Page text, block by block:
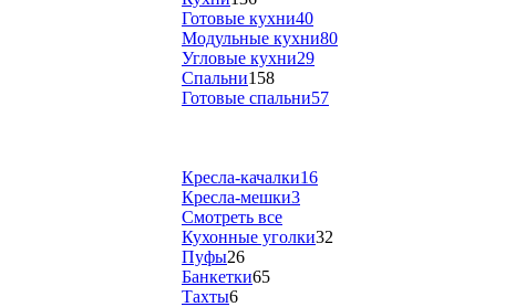
Готовые кухни40
Модульные кухни80
Угловые кухни29
Спальни158
Готовые спальни57
Кресла-качалки16
Кресла-мешки3
Смотреть все
Кухонные уголки32
Пуфы26
Банкетки65
Тахты6